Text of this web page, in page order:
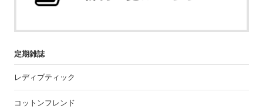
定期雑誌
レディブティック
コットンフレンド